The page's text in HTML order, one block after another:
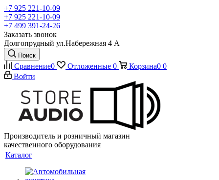
+7 925 221-10-09
+7 925 221-10-09
+7 499 391-24-26
Заказать звонок
Долгопрудный ул.Набережная 4 А
Поиск
Сравнение0 Отложенные 0 Корзина0 0
Войти
Производитель и розничный магазин
качественного оборудования
Каталог